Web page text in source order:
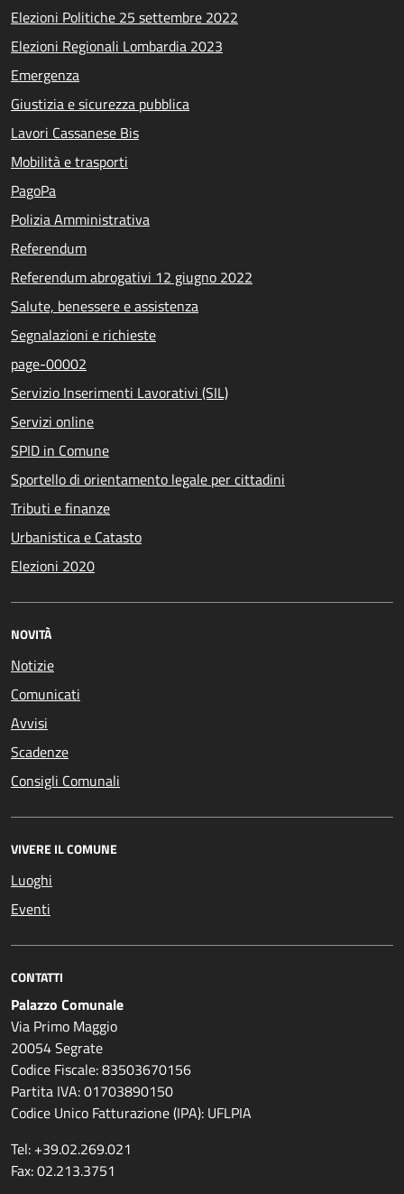
Elezioni Politiche 25 settembre 2022
Elezioni Regionali Lombardia 2023
Emergenza
Giustizia e sicurezza pubblica
Lavori Cassanese Bis
Mobilità e trasporti
PagoPa
Polizia Amministrativa
Referendum
Referendum abrogativi 12 giugno 2022
Salute, benessere e assistenza
Segnalazioni e richieste
page-00002
Servizio Inserimenti Lavorativi (SIL)
Servizi online
SPID in Comune
Sportello di orientamento legale per cittadini
Tributi e finanze
Urbanistica e Catasto
Elezioni 2020
NOVITÀ
Notizie
Comunicati
Avvisi
Scadenze
Consigli Comunali
VIVERE IL COMUNE
Luoghi
Eventi
CONTATTI
Palazzo Comunale
Via Primo Maggio
20054 Segrate
Codice Fiscale: 83503670156
Partita IVA: 01703890150
Codice Unico Fatturazione (IPA): UFLPIA
Tel: +39.02.269.021
Fax: 02.213.3751